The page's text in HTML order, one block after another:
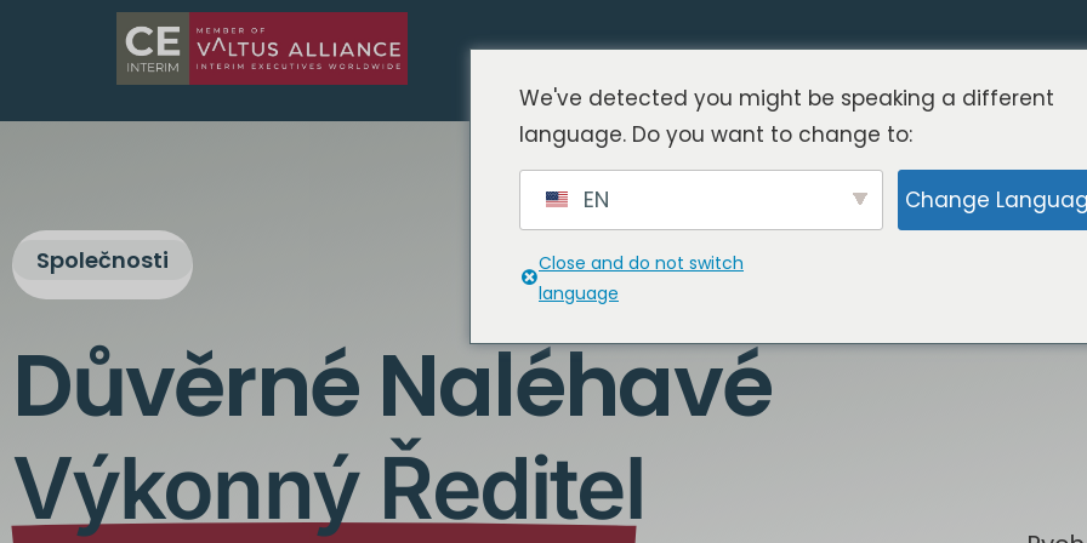
Společnosti
Důvěrné Naléhavé
Výkonný Ředitel
We've detected you might be speaking a different
language. Do you want to change to:
EN Change
Close and do not switch
language